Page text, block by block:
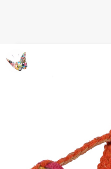
Sandalias chic para